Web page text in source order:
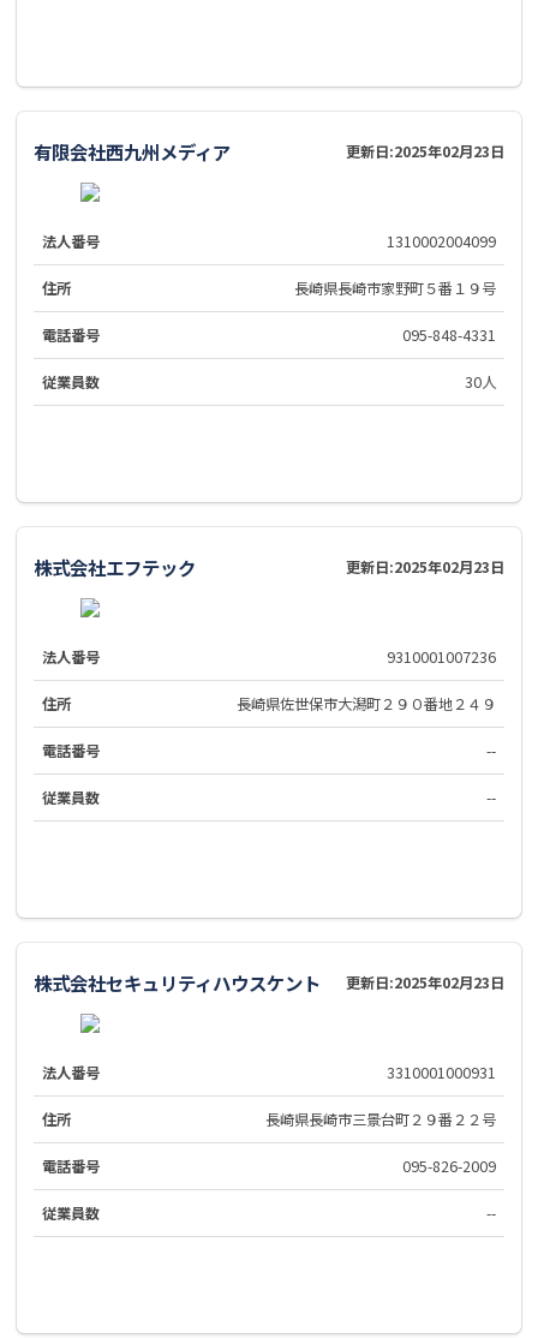
有限会社西九州メディア 更新日:2025年02月23日
法人番号 1310002004099
住所 長崎県長崎市家野町５番１９号
電話番号 095-848-4331
従業員数 30人
株式会社エフテック 更新日:2025年02月23日
法人番号 9310001007236
住所 長崎県佐世保市大潟町２９０番地２４９
電話番号 --
従業員数 --
株式会社セキュリティハウスケント 更新日:2025年02月23日
法人番号 3310001000931
住所 長崎県長崎市三景台町２９番２２号
電話番号 095-826-2009
従業員数 --